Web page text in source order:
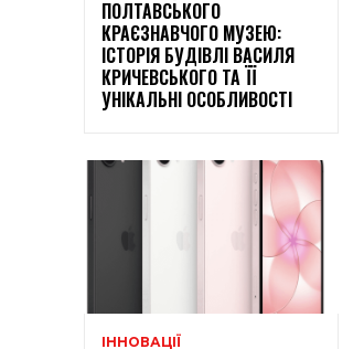
ПОЛТАВСЬКОГО
КРАЄЗНАВЧОГО МУЗЕЮ:
ІСТОРІЯ БУДІВЛІ ВАСИЛЯ
КРИЧЕВСЬКОГО ТА ЇЇ
УНІКАЛЬНІ ОСОБЛИВОСТІ
ІННОВАЦІЇ